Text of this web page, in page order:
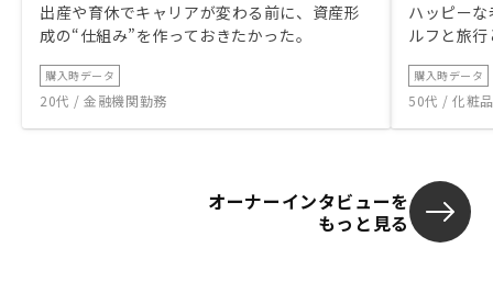
出産や育休でキャリアが変わる前に、資産形
成の“仕組み”を作っておきたかった。
購入時データ
20代 / 金融機関勤務
ハッピー
ルフと旅
購入時データ
50代 / 化粧
オーナーインタビューを
もっと見る